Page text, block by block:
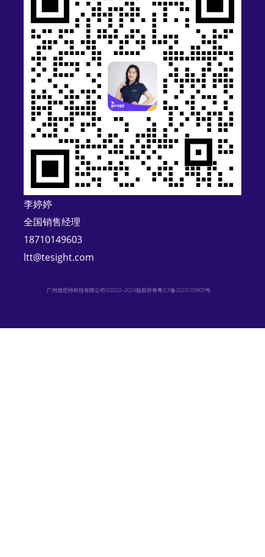
:
李婷婷
全国销售经理
18710149603
ltt@tesight.com
广州德思特科技有限公司©2023–2024版权所有粤ICP备2023109909号